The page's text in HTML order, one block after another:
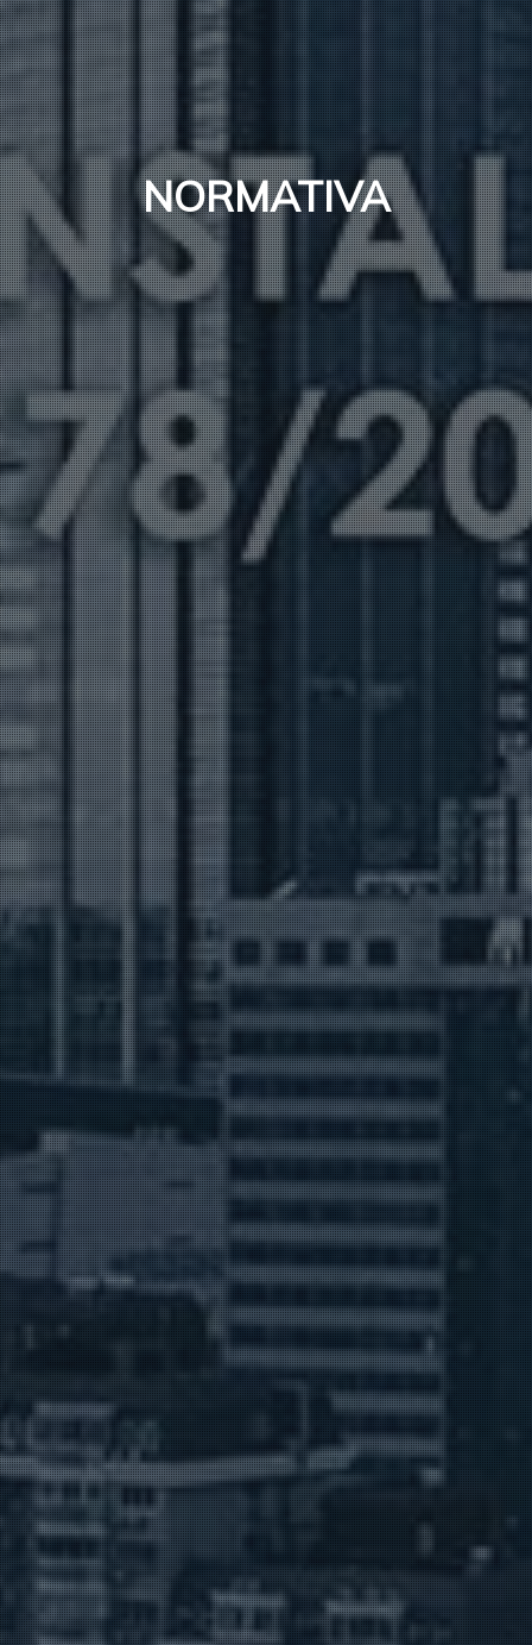
NORMATIVA